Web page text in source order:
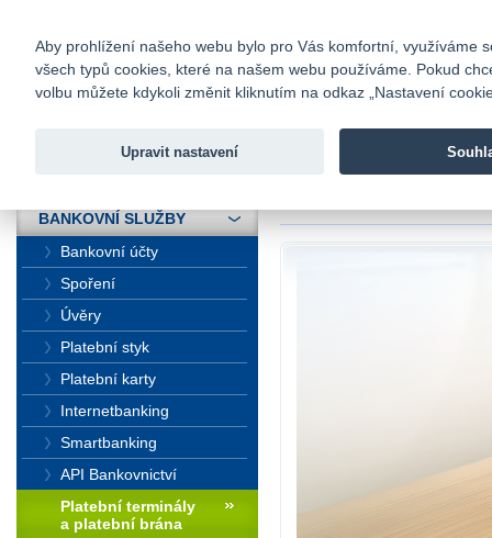
Fio banka
Fio banka
BANKOVNÍ SLUŽBY
Bankovní účty
Spoření
Úvěry
Platební styk
Platební karty
Internetbanking
Smartbanking
API Bankovnictví
Platební terminály
a platební brána
Aby prohlížení našeho webu bylo pro Vás komfortní, využíváme
všech typů cookies, které na našem webu používáme. Pokud
volbu můžete kdykoli změnit kliknutím na odkaz „Nastavení
Upravit nastavení